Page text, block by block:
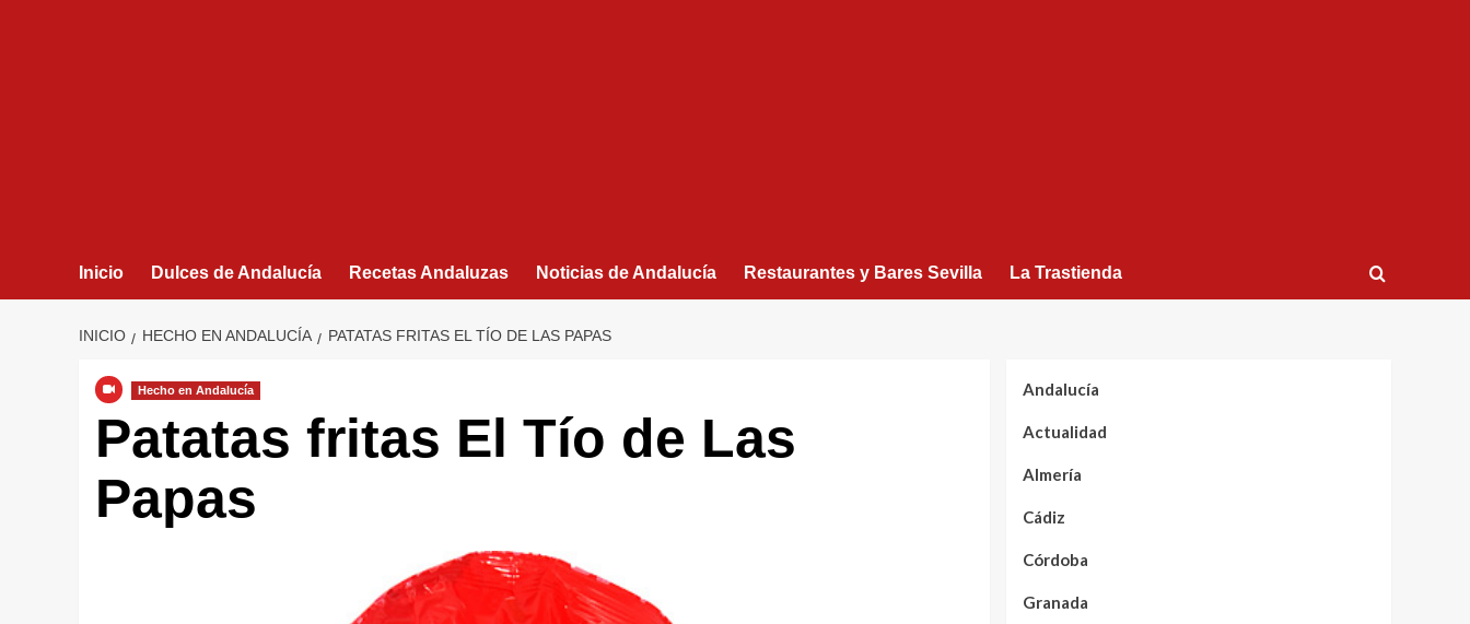
Inicio Dulces de Andalucía Recetas Andaluzas Noticias de Andalucía Restaurantes y Bares Sevilla La Trastienda
INICIO HECHO EN ANDALUCÍA PATATAS FRITAS EL TÍO DE LAS PAPAS
Hecho en Andalucía
Patatas fritas El Tío de Las
Papas
Andalucía
Actualidad
Almería
Cádiz
Córdoba
Granada